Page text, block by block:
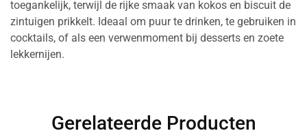
toegankelijk, terwijl de rijke smaak van kokos en biscuit de
zintuigen prikkelt. Ideaal om puur te drinken, te gebruiken in
cocktails, of als een verwenmoment bij desserts en zoete
lekkernijen.
Gerelateerde Producten